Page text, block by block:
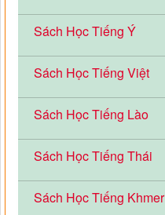
Sách Học Tiếng Ý
Sách Học Tiếng Việt
Sách Học Tiếng Lào
Sách Học Tiếng Thái
Sách Học Tiếng Khmer